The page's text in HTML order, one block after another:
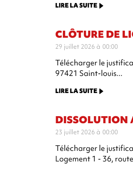
LIRE LA SUITE
CLÔTURE DE
29 juillet 2026 à 00:00
Télécharger le
97421 Saint-louis...
LIRE LA SUITE
DISSOLUTION
23 juillet 2026 à 00:00
Télécharger le
Logement 1 - 36,